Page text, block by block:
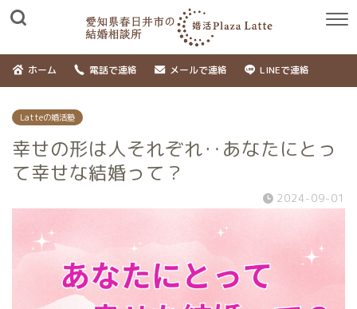
ホーム 電話で連絡 メールで連絡 LINEで連絡
Latteの婚活塾
幸せの形は人それぞれ‥あなたにとっ
て幸せな結婚って？
2024-09-01